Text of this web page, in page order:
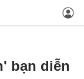
bạn diễn